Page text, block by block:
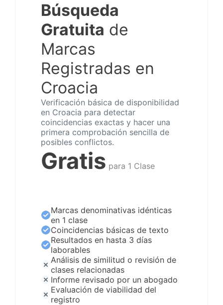
Búsqueda
Gratuita de
Marcas
Registradas en
Croacia
Verificación básica de disponibilidad
en Croacia para detectar
coincidencias exactas y hacer una
primera comprobación sencilla de
posibles conflictos.
Gratis para 1 Clase
Marcas denominativas idénticas
en 1 clase
Coincidencias básicas de texto
Resultados en hasta 3 días
laborables
Análisis de similitud o revisión de
clases relacionadas
Informe revisado por un abogado
Evaluación de viabilidad del
registro